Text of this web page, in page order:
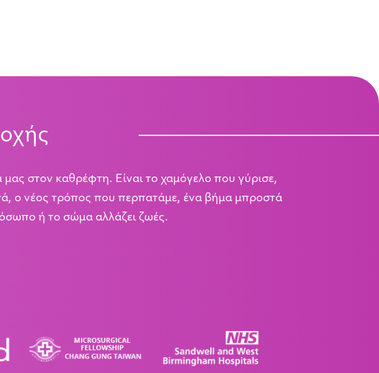
μας στον καθρέφτη. Είναι το χαμόγελο που γύρισε,
ο νέος τρόπος που περπατάμε, ένα βήμα μπροστά
ή το σώμα αλλάζει ζωές.